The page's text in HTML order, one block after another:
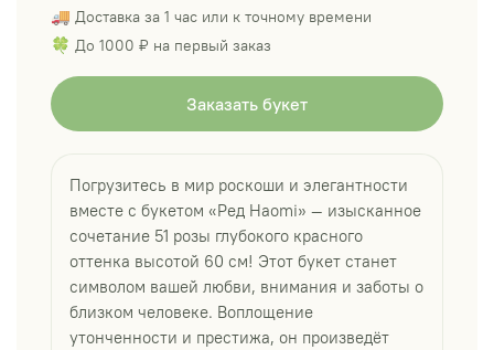
🚚 Доставка за 1 час или к точному времени
🍀 До 1000 ₽ на первый заказ
Заказать букет
Погрузитесь в мир роскоши и элегантности
вместе с букетом «Ред Наomi» — изысканное
сочетание 51 розы глубокого красного
оттенка высотой 60 см! Этот букет станет
символом вашей любви, внимания и заботы о
близком человеке. Воплощение
утонченности и престижа, он произведёт